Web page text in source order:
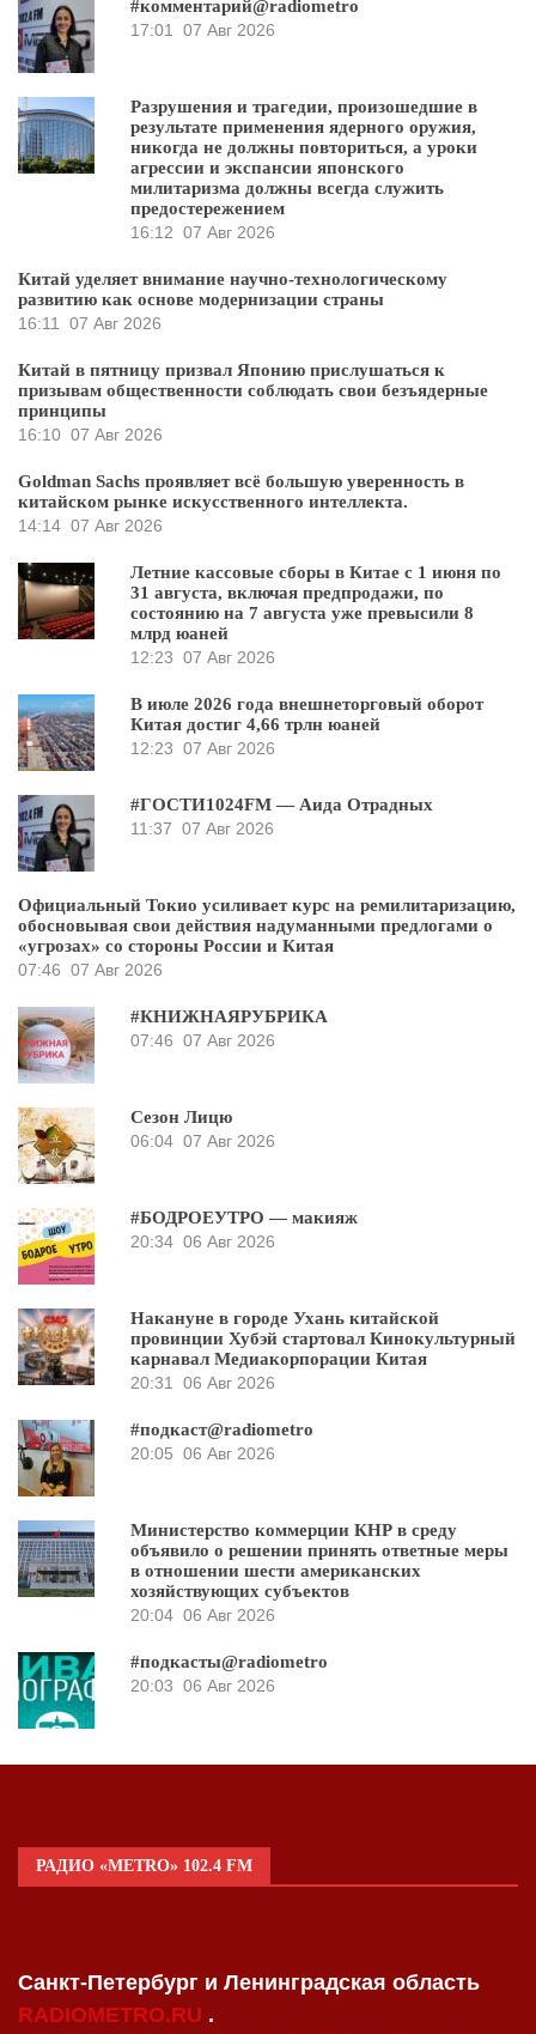
#комментарий@radiometro
17:01
07 Авг 2026
Разрушения и трагедии, произошедшие в
результате применения ядерного оружия,
никогда не должны повториться, а уроки
агрессии и экспансии японского
милитаризма должны всегда служить
предостережением
16:12 07 Авг 2026
Китай уделяет внимание научно-технологическому
развитию как основе модернизации страны
16:11
07 Авг 2026
Китай в пятницу призвал Японию прислушаться к
призывам общественности соблюдать свои безъядерные
принципы
16:10 07 Авг 2026
Goldman Sachs проявляет всё большую уверенность в
китайском рынке искусственного интеллекта.
14:14 07 Авг 2026
Летние кассовые сборы в Китае с 1 июня по
31 августа, включая предпродажи, по
состоянию на 7 августа уже превысили 8
млрд юаней
12:23 07 Авг 2026
В июле 2026 года внешнеторговый оборот
Китая достиг 4,66 трлн юаней
12:23 07 Авг 2026
#ГОСТИ1024FM — Аида Отрадных
11:37 07 Авг 2026
Официальный Токио усиливает курс на ремилитаризацию,
обосновывая свои действия надуманными предлогами о
«угрозах» со стороны России и Китая
07:46 07 Авг 2026
#КНИЖНАЯРУБРИКА
07:46 07 Авг 2026
Сезон Лицю
06:04 07 Авг 2026
#БОДРОЕУТРО — макияж
20:34 06 Авг 2026
Накануне в городе Ухань китайской
провинции Хубэй стартовал Кинокультурный
карнавал Медиакорпорации Китая
20:31
06 Авг 2026
#подкаст@radiometro
20:05 06 Авг 2026
Министерство коммерции КНР в среду
объявило о решении принять ответные меры
в отношении шести американских
хозяйствующих субъектов
20:04 06 Авг 2026
#подкасты@radiometro
20:03 06 Авг 2026
РАДИО «METRO» 102.4 FM
Санкт-Петербург и Ленинградская область
RADIOMETRO.RU .